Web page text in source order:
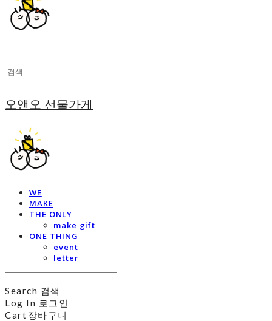
오앤오 선물가게
WE
MAKE
THE ONLY
make gift
ONE THING
event
letter
Search 검색
Log In 로그인
Cart 장바구니